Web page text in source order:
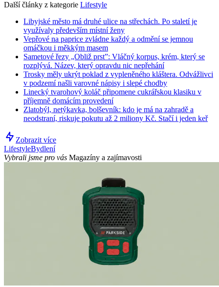
Další články z kategorie Lifestyle
Libyjské město má druhé ulice na střechách. Po staletí je
využívaly především místní ženy
Vepřové na paprice zvládne každý a odmění se jemnou
omáčkou i měkkým masem
Sametové řezy „Obliž prst”: Vláčný korpus, krém, který se
rozplývá. Název, který opravdu nic nepřehání
Trosky měly ukrýt poklad z vypleněného kláštera. Odvážlivci
v podzemí našli varovné nápisy i slepé chodby
Linecký tvarohový koláč připomene cukrářskou klasiku v
příjemně domácím provedení
Zlatobýl, netýkavka, bolševník: kdo je má na zahradě a
neodstraní, riskuje pokutu až 2 miliony Kč. Stačí i jeden keř
Zobrazit více
LifestyleBydlení
Vybrali jsme pro vás Magazíny a zajímavosti